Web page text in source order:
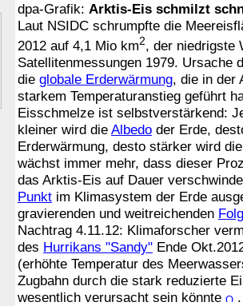
dpa-Grafik: Arktis-Eis schmilzt
Laut NSIDC schrumpfte die
2012 auf 4,1 Mio km2, der niedrigste
Satellitenmessungen 1979. Ursache
die globale Erderwärmung, die in der
starkem Temperaturanstieg geführt
Eisschmelze ist selbstverstärkend:
kleiner wird die Albedo der Erde,
Erderwärmung, desto stärker wird
wächst immer mehr, dass dieser
das Arktis-Eis auf Dauer
Punkt im Klimasystem der Erde
gravierenden und weitreichenden
Nachtrag 4.11.12: Klimaforscher
des Hurrikans "Sandy" Ende
(erhöhte Temperatur des
Zugbahn durch die stark reduzierte
wesentlich verursacht sein könnte
.